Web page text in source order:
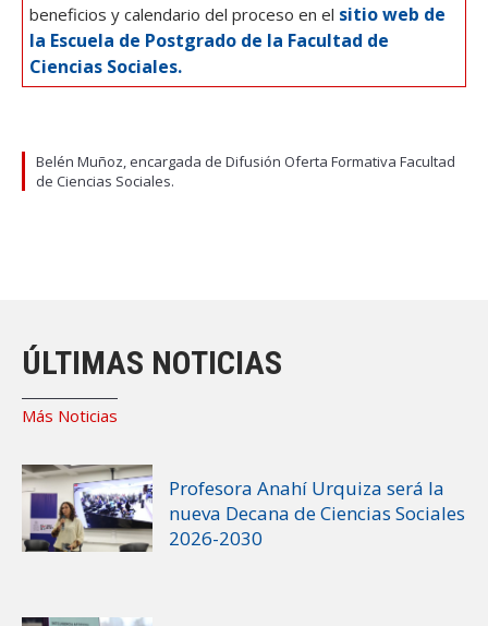
beneficios y calendario del proceso en el sitio web de
la Escuela de Postgrado de la Facultad de
Ciencias Sociales.
Belén Muñoz, encargada de Difusión Oferta Formativa Facultad
de Ciencias Sociales.
ÚLTIMAS NOTICIAS
Más Noticias
Profesora Anahí Urquiza será la
nueva Decana de Ciencias Sociales
2026-2030